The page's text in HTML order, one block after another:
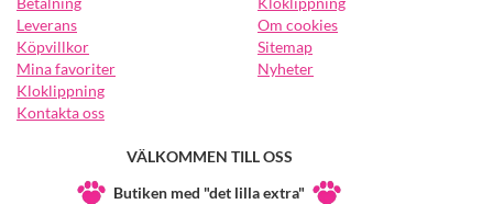
Leverans
Köpvillkor
Mina favoriter
Kloklippning
Kontakta oss
Om cookies
Sitemap
Nyheter
VÄLKOMMEN TILL OSS
Butiken med "det lilla extra"